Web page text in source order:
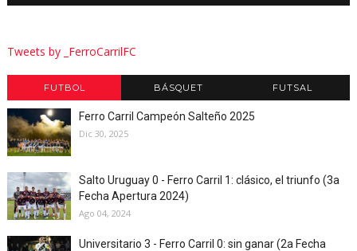
Tweets by _FerroCarrilFC
FUTBOL BÁSQUET FUTSAL
Ferro Carril Campeón Salteño 2025
Dic 30, 2025
Salto Uruguay 0 - Ferro Carril 1: clásico, el triunfo (3a
Fecha Apertura 2024)
Ago 04, 2024
Universitario 3 - Ferro Carril 0: sin ganar (2a Fecha